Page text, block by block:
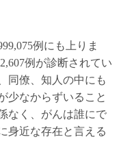
例にも上りま
例が診断されてい
同僚、知人の中にも
少なからずいること
なく、がんは誰にで
身近な存在と言える